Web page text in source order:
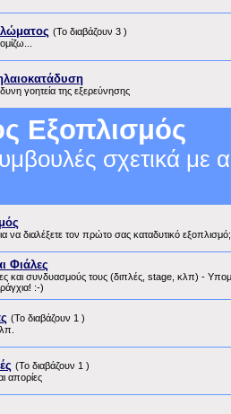
(Το διαβάζουν 3 )
γοητεία της εξερεύνησης
Εξοπλισμός
σχετικά με
να διαλέξετε τον πρώτο σας καταδυτικό εξοπλισμό;
Φιάλες
και συνδυασμούς τους (διπλές, stage, κλπ) -
:-)
(Το διαβάζουν 1 )
(Το διαβάζουν 1 )
απορίες